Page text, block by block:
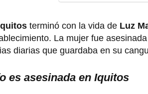
terminó con la vida de Luz
La mujer fue
diarias que guardaba en su
es asesinada en Iquitos